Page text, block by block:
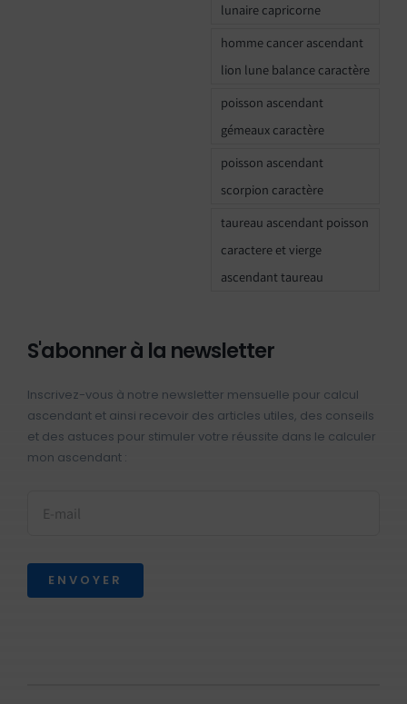
lunaire capricorne
homme cancer ascendant
lion lune balance caractère
poisson ascendant
gémeaux caractère
poisson ascendant
scorpion caractère
taureau ascendant poisson
caractere et vierge
ascendant taureau
S'abonner à la newsletter
Inscrivez-vous à notre newsletter mensuelle pour calcul
ascendant et ainsi recevoir des articles utiles, des conseils
et des astuces pour stimuler votre réussite dans le calculer
mon ascendant :
ENVOYER